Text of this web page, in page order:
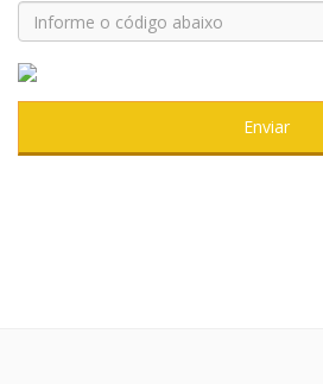
Enviar